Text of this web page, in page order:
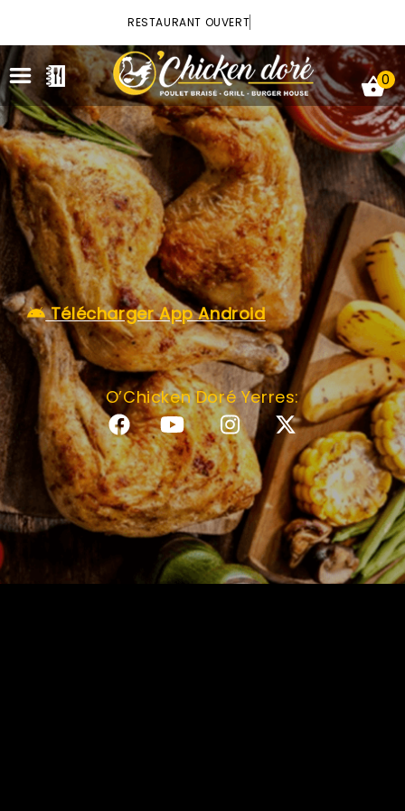
RESTAURANT OUVERT
ACCUEIL
LA CARTE
VOTRE COMPTE
NOTRE RESTAURANT
VOS AVIS
MENTIONS LÉGALES
C.G.V
0
Télécharger App Android
O’Chicken Doré Yerres: